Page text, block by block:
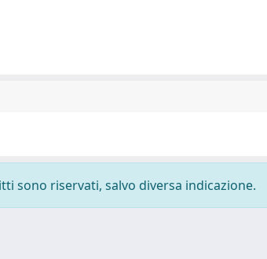
sono riservati, salvo diversa indicazione.